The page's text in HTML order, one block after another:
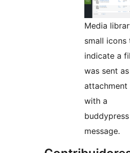
Media
small icons
indicate a
was sent
attachment
with a
buddypress
message.